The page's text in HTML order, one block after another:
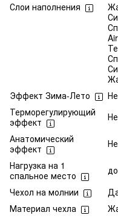
Слои наполнения
Эффект Зима-Лето
Терморегулирующий
эффект
Анатомический
эффект
Нагрузка на 1
спальное место
Чехол на молнии
Материал чехла